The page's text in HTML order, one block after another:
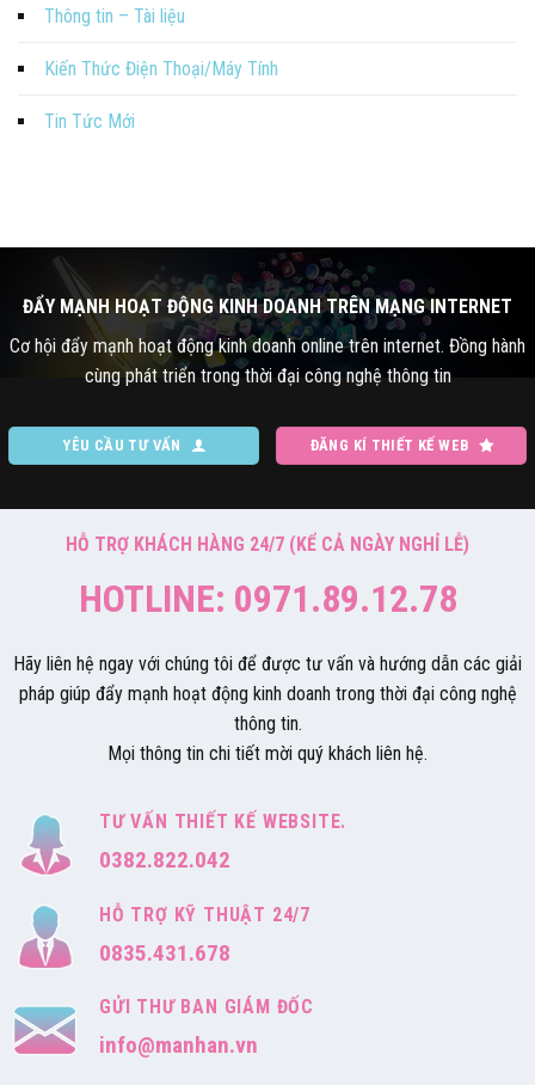
Thông tin – Tài liệu
Kiến Thức Điện Thoại/Máy Tính
Tin Tức Mới
ĐẨY MẠNH HOẠT ĐỘNG KINH DOANH TRÊN MẠNG INTERNET
Cơ hội đẩy mạnh hoạt động kinh doanh online trên internet. Đồng hành
cùng phát triển trong thời đại công nghệ thông tin
YÊU CẦU TƯ VẤN ĐĂNG KÍ THIẾT KẾ WEB
HỖ TRỢ KHÁCH HÀNG 24/7 (KỂ CẢ NGÀY NGHỈ LỄ)
HOTLINE: 0971.89.12.78
Hãy liên hệ ngay với chúng tôi để được tư vấn và hướng dẫn các giải
pháp giúp đẩy mạnh hoạt động kinh doanh trong thời đại công nghệ
thông tin.
Mọi thông tin chi tiết mời quý khách liên hệ.
TƯ VẤN THIẾT KẾ WEBSITE.
0382.822.042
HỖ TRỢ KỸ THUẬT 24/7
0835.431.678
GỬI THƯ BAN GIÁM ĐỐC
info@manhan.vn